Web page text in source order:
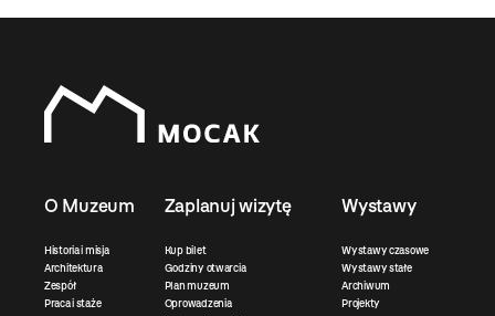
O Muzeum
Historia i misja
Architektura
Zespół
Praca i staże
Zaplanuj wizytę
Kup bilet
Godziny otwarcia
Plan muzeum
Oprowadzenia
Wystawy
Wystawy czasowe
Wystawy stałe
Archiwum
Projekty